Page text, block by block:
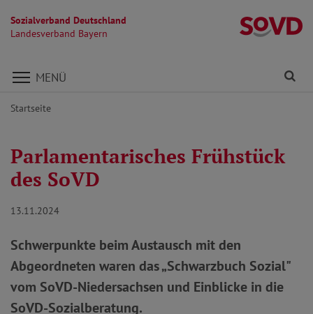
Sozialverband Deutschland
Landesverband Bayern
Direkt zu den Inhalten springen
MENÜ
Startseite
Parlamentarisches Frühstück
des SoVD
13.11.2024
Schwerpunkte beim Austausch mit den
Abgeordneten waren das „Schwarzbuch Sozial"
vom SoVD-Niedersachsen und Einblicke in die
SoVD-Sozialberatung.